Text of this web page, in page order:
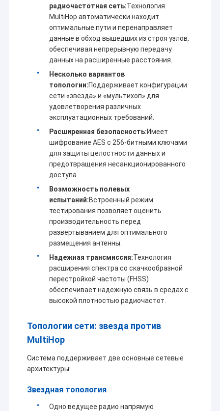
Домой
радиочастотная сеть:Технология
MultiHop автоматически находит
оптимальные пути и перенаправляет
данные в обход вышедших из строя узлов,
обеспечивая непрерывную передачу
данных на расширенные расстояния.
Несколько вариантов
топологии:Поддерживает конфигурации
сети «звезда» и «мультихоп» для
удовлетворения различных
эксплуатационных требований.
Расширенная безопасность:Имеет
шифрование AES с 256-битными ключами
для защиты целостности данных и
предотвращения несанкционированного
доступа.
Возможность полевых
испытаний:Встроенный режим
тестирования позволяет оценить
производительность перед
развертыванием для оптимального
размещения антенны.
Надежная трансмиссия:Технология
расширения спектра со скачкообразной
перестройкой частоты (FHSS)
обеспечивает надежную связь в средах с
высокой плотностью радиочастот.
Топологии сети: звезда против
MultiHop
Система поддерживает две основные сетевые
архитектуры:
Звездная топология
Одно ведущее радио напрямую
Shenzhen Sinosun Technology Co., Ltd. занимается
года, такими как разработка продуктов,